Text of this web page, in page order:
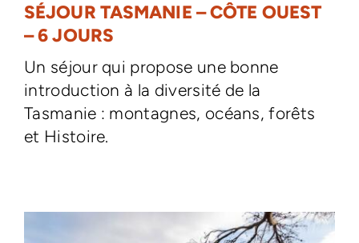
SÉJOUR TASMANIE – CÔTE OUEST
– 6 JOURS
Un séjour qui propose une bonne
introduction à la diversité de la
Tasmanie : montagnes, océans, forêts
et Histoire.